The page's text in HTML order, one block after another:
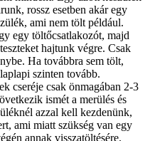
rossz esetben akár egy
ami nem tölt például.
egy töltőcsatlakozót, majd
hajtunk végre. Csak
Ha továbbra sem tölt,
szinten tovább.
cseréje csak önmagában 2-3
ismét a merülés és
azzal kell kezdenünk,
ami miatt szükség van egy
annak visszatöltésére.